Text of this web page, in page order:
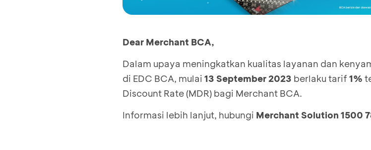
Dear Merchant BCA,
Dalam upaya meningkatkan kualitas layanan dan
di EDC BCA, mulai 13 September 2023 berlaku tarif 1%
Discount Rate (MDR) bagi Merchant BCA.
Informasi lebih lanjut, hubungi Merchant Solution 1500